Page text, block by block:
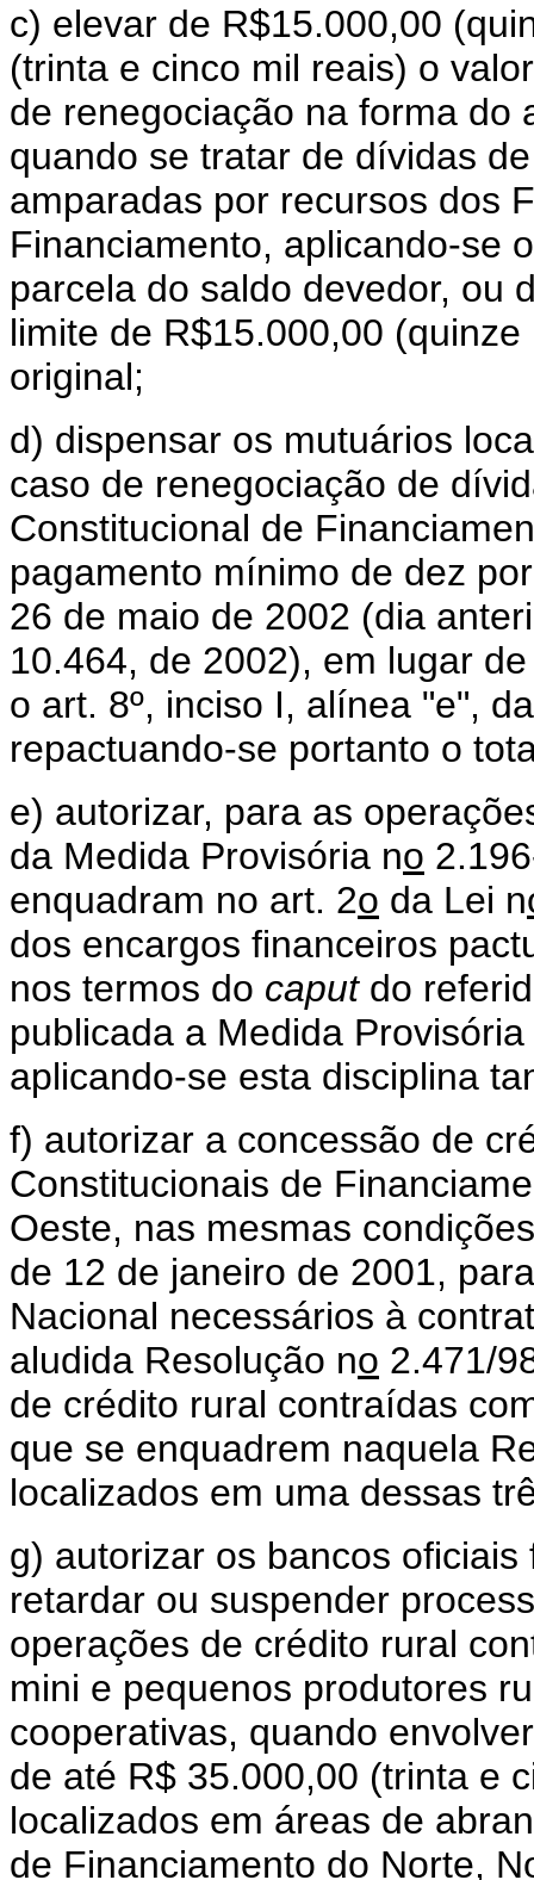
c) elevar de R$15.000,00
(trinta e cinco mil reais) o
de renegociação na forma do
quando se tratar de dívidas
amparadas por recursos dos
Financiamento, aplicando-se
parcela do saldo devedor, ou
limite de R$15.000,00
original;
d) dispensar os mutuários
caso de renegociação de
Constitucional de
pagamento mínimo de dez
26 de maio de 2002 (dia
10.464, de 2002), em lugar
o art. 8º, inciso I, alínea "e",
repactuando-se portanto o
e) autorizar, para as
da Medida Provisória no
enquadram no art. 2o da Lei n
dos encargos financeiros
nos termos do caputdo
publicada a Medida
aplicando-se esta disciplina
f) autorizar a concessão de
Constitucionais de
Oeste, nas mesmas
de 12 de janeiro de 2001,
Nacional necessários à
aludida Resolução no 2.471/
de crédito rural contraídas
que se enquadrem naquela
localizados em uma dessas
g) autorizar os bancos
retardar ou suspender
operações de crédito rural
mini e pequenos produtores
cooperativas, quando
de até R$ 35.000,00 (trinta e
localizados em áreas de
de Financiamento do Norte,